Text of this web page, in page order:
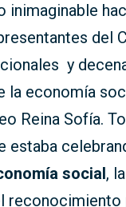
del
y
la economía
Reina Sofía.
social,